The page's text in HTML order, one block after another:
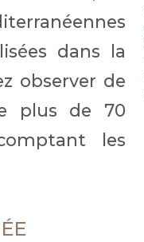
dans la
observer de
plus de 70
les